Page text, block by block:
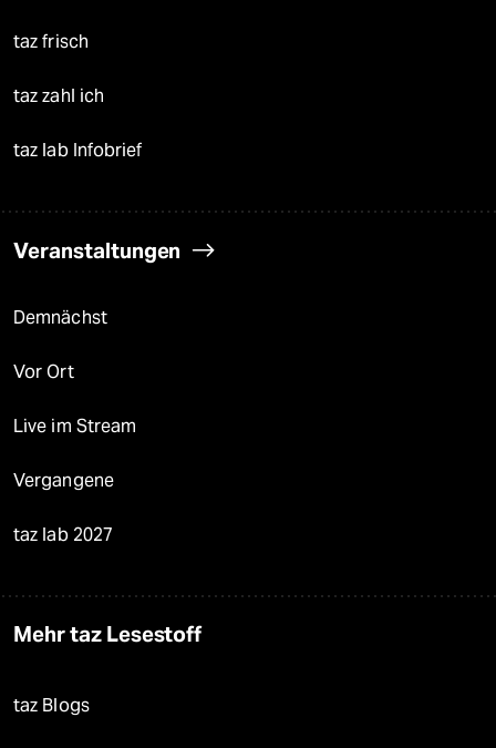
taz frisch
taz zahl ich
taz lab Infobrief
Veranstaltungen
Demnächst
Vor Ort
Live im Stream
Vergangene
taz lab 2027
Mehr taz Lesestoff
taz Blogs